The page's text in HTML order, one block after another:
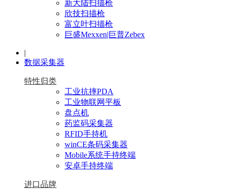
新大陆扫描枪
欣技扫描枪
富立叶扫描枪
巨盛Mexxen|巨普Zebex
|
数据采集器
特性归类
工业抗摔PDA
工业物联网平板
盘点机
药监码采集器
RFID手持机
winCE条码采集器
Mobile系统手持终端
安卓手持终端
进口品牌